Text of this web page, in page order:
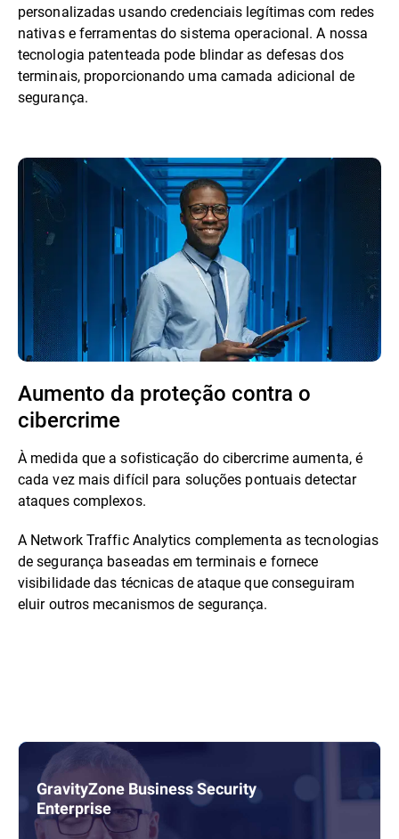
personalizadas usando credenciais legítimas com redes
nativas e ferramentas do sistema operacional. A nossa
tecnologia patenteada pode blindar as defesas dos
terminais, proporcionando uma camada adicional de
segurança.
Aumento da proteção contra o
cibercrime
À medida que a sofisticação do cibercrime aumenta, é
cada vez mais difícil para soluções pontuais detectar
ataques complexos.
A Network Traffic Analytics complementa as tecnologias
de segurança baseadas em terminais e fornece
visibilidade das técnicas de ataque que conseguiram
eluir outros mecanismos de segurança.
GravityZone Business Security
Enterprise